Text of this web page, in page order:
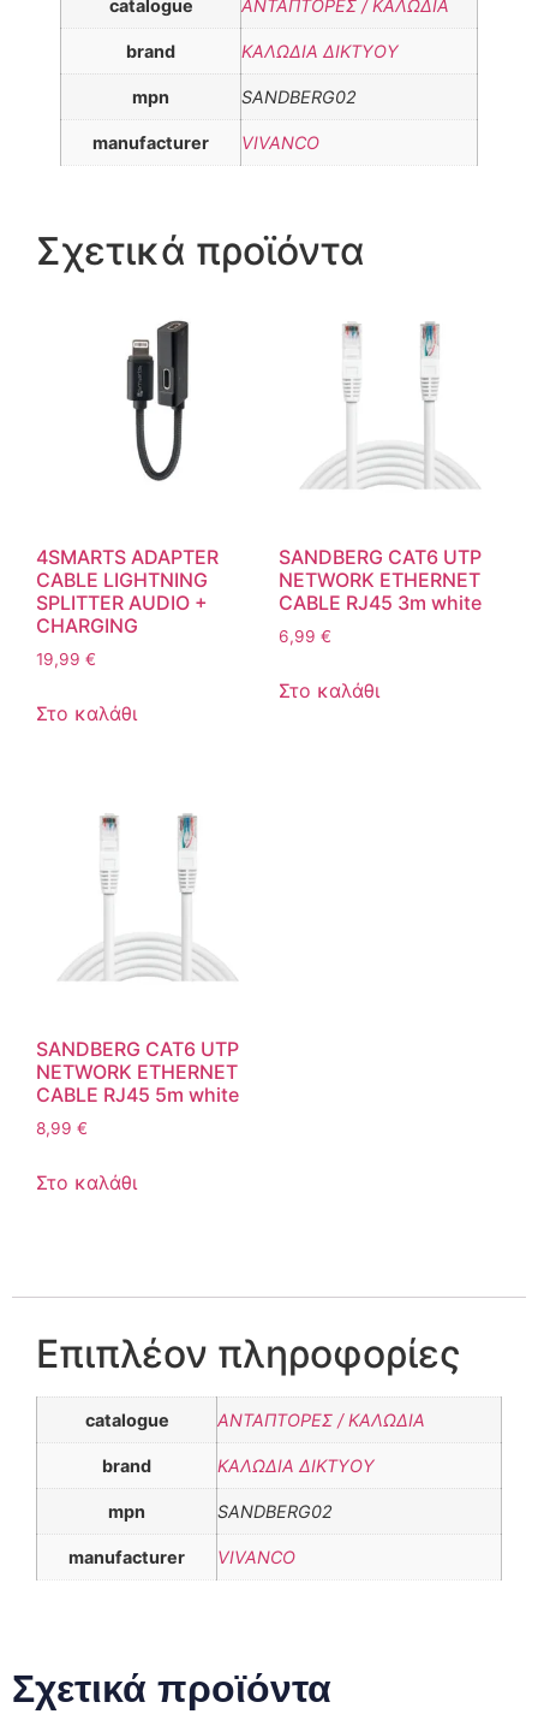
catalogue ΑNΤΑΠΤΟΡΕΣ / ΚΑΛΩΔΙΑ
brand ΚΑΛΩΔΙΑ ΔΙΚΤΥΟΥ
mpn SANDBERG02
manufacturer VIVANCO
Σχετικά προϊόντα
4SMARTS ADAPTER
CABLE LIGHTNING
SPLITTER AUDIO +
CHARGING
19,99 €
Στο καλάθι
SANDBERG CAT6 UTP
NETWORK ETHERNET
CABLE RJ45 3m white
6,99 €
Στο καλάθι
SANDBERG CAT6 UTP
NETWORK ETHERNET
CABLE RJ45 5m white
8,99 €
Στο καλάθι
Επιπλέον πληροφορίες
catalogue ΑNΤΑΠΤΟΡΕΣ / ΚΑΛΩΔΙΑ
brand ΚΑΛΩΔΙΑ ΔΙΚΤΥΟΥ
mpn SANDBERG02
manufacturer VIVANCO
Σχετικά προϊόντα